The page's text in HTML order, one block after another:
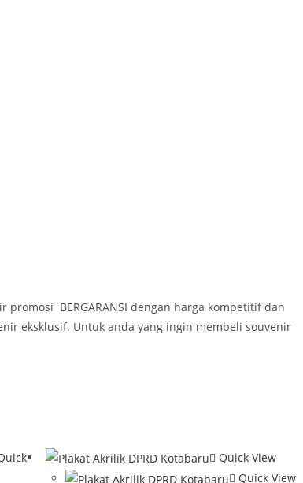
BERGARANSI dengan harga kompetitif dan
eksklusif. Untuk anda yang ingin membeli souvenir
Quick View
Quick View